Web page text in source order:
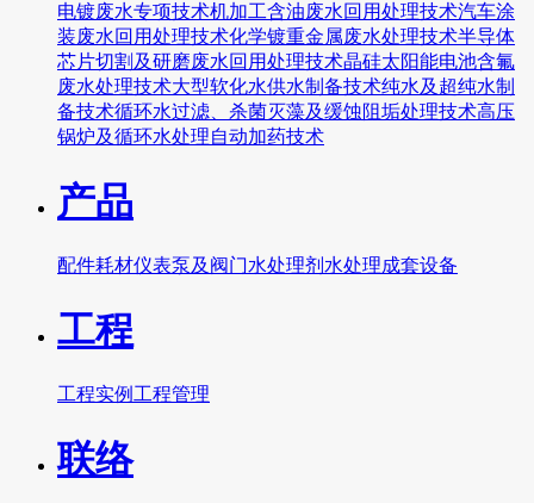
电镀废水专项技术机加工含油废水回用处理技术汽车涂
装废水回用处理技术化学镀重金属废水处理技术半导体
芯片切割及研磨废水回用处理技术晶硅太阳能电池含氟
废水处理技术大型软化水供水制备技术纯水及超纯水制
备技术循环水过滤、杀菌灭藻及缓蚀阻垢处理技术高压
锅炉及循环水处理自动加药技术
产品
配件耗材仪表泵及阀门水处理剂 水处理成套设备
工程
工程实例 工程管理
联络